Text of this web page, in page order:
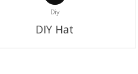
Diy
DIY Hat